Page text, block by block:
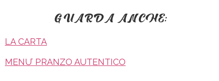
GUARDA ANCHE:
LA CARTA
MENU’ PRANZO AUTENTICO